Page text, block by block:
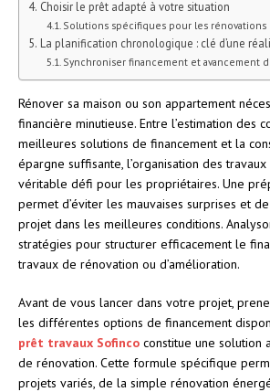
Choisir le prêt adapté à votre situation
Solutions spécifiques pour les rénovations
La planification chronologique : clé d’une
Synchroniser financement et avancement
Rénover sa maison ou son appartement
financière minutieuse. Entre l’estimation des
meilleures solutions de financement et la
épargne suffisante, l’organisation des
véritable défi pour les propriétaires. Une
permet d’éviter les mauvaises surprises et
projet dans les meilleures conditions.
stratégies pour structurer efficacement le
travaux de rénovation ou d’amélioration.
Avant de vous lancer dans votre projet,
les différentes options de financement
prêt travaux Sofinco constitue une solution
de rénovation. Cette formule spécifique
projets variés, de la simple rénovation